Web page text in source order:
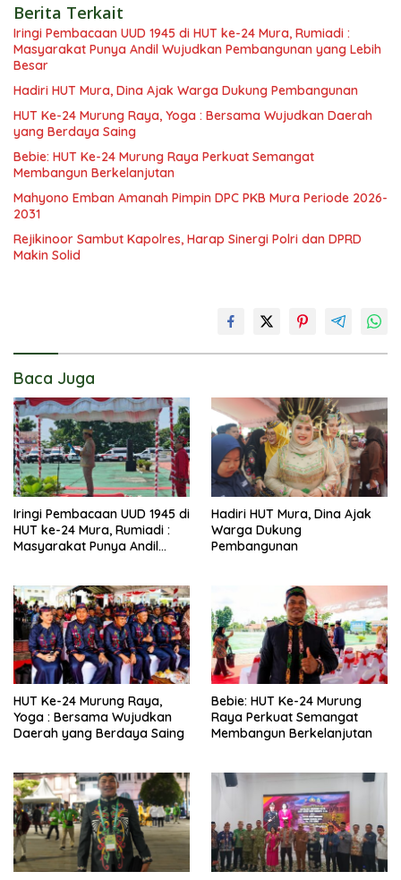
Berita Terkait
Iringi Pembacaan UUD 1945 di HUT ke-24 Mura, Rumiadi :
Masyarakat Punya Andil Wujudkan Pembangunan yang Lebih
Besar
Hadiri HUT Mura, Dina Ajak Warga Dukung Pembangunan
HUT Ke-24 Murung Raya, Yoga : Bersama Wujudkan Daerah
yang Berdaya Saing
Bebie: HUT Ke-24 Murung Raya Perkuat Semangat
Membangun Berkelanjutan
Mahyono Emban Amanah Pimpin DPC PKB Mura Periode 2026-
2031
Rejikinoor Sambut Kapolres, Harap Sinergi Polri dan DPRD
Makin Solid
Baca Juga
Iringi Pembacaan UUD 1945 di
HUT ke-24 Mura, Rumiadi :
Masyarakat Punya Andil
Hadiri HUT Mura, Dina Ajak
Warga Dukung
Pembangunan
HUT Ke-24 Murung Raya,
Yoga : Bersama Wujudkan
Daerah yang Berdaya Saing
Bebie: HUT Ke-24 Murung
Raya Perkuat Semangat
Membangun Berkelanjutan